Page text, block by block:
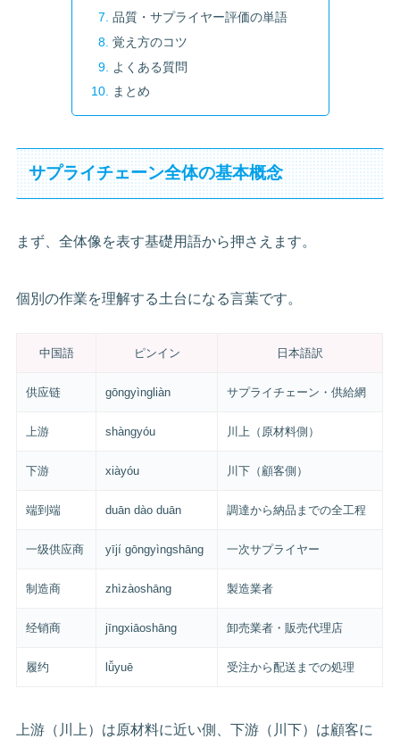
品質・サプライヤー評価の単語
覚え方のコツ
よくある質問
まとめ
サプライチェーン全体の基本概念
まず、全体像を表す基礎用語から押さえます。
個別の作業を理解する土台になる言葉です。
中国語 ピンイン 日本語訳
供应链 gōngyìngliàn サプライチェーン・供給網
上游 shàngyóu 川上（原材料側）
下游 xiàyóu 川下（顧客側）
端到端 duān dào duān 調達から納品までの全工程
一级供应商 yījí gōngyìngshāng 一次サプライヤー
制造商 zhìzàoshāng 製造業者
经销商 jīngxiāoshāng 卸売業者・販売代理店
履约 lǚyuē 受注から配送までの処理
上游（川上）は原材料に近い側、下游（川下）は顧客に